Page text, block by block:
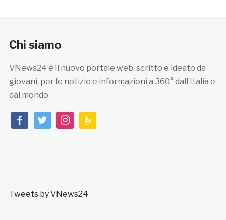
Chi siamo
VNews24 è il nuovo portale web, scritto e ideato da
giovani, per le notizie e informazioni a 360° dall’Italia e
dal mondo
facebooktwitterinstagramfeedburner
Tweets by VNews24